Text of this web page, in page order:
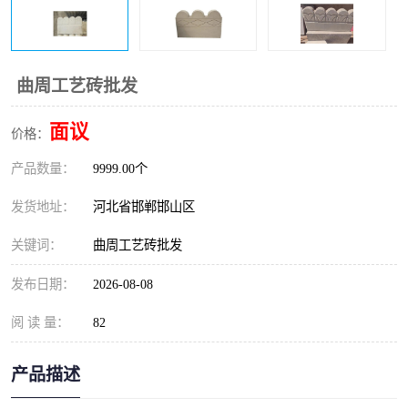
曲周工艺砖批发
价格： 面议
产品数量： 9999.00个
发货地址： 河北省邯郸邯山区
关键词： 曲周工艺砖批发
发布日期： 2026-08-08
阅 读 量： 82
产品描述